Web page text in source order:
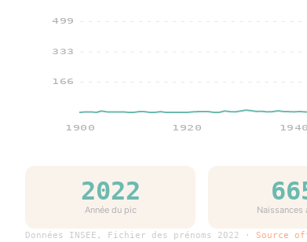
166
333
499
1900 1920 1940
2022
Année du pic Naissances
Données INSEE, Fichier des prénoms 2022 · Source